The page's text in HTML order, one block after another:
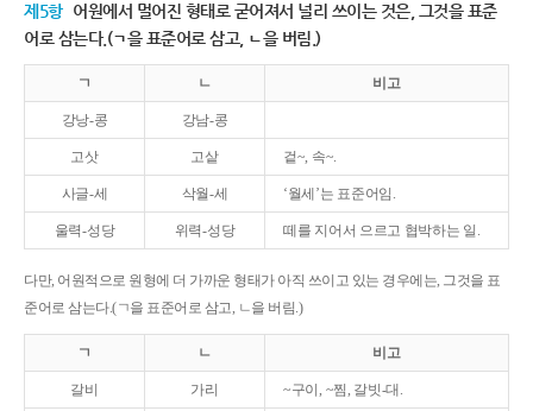
제5항 어원에서 멀어진 형태로 굳어져서 널리 쓰이는 것은, 그것을 표준
어로 삼는다.(ㄱ을 표준어로 삼고, ㄴ을 버림.)
ㄱ ㄴ 비고
강낭-콩 강남-콩
고삿 고샅 겉~, 속~.
사글-세 삭월-세 ‘월세’는 표준어임.
울력-성당 위력-성당 떼를 지어서 으르고 협박하는 일.
다만, 어원적으로 원형에 더 가까운 형태가 아직 쓰이고 있는 경우에는, 그것을 표
준어로 삼는다.(ㄱ을 표준어로 삼고, ㄴ을 버림.)
ㄱ ㄴ 비고
갈비 가리 ~구이, ~찜, 갈빗-대.